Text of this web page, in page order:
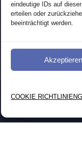
eindeutige IDs auf
erteilen oder
beeinträchtigt werden.
Akzeptieren
COOKIE RICHTLINIEN